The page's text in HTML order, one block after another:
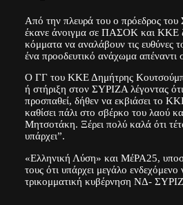
Από την πλευρά του ο πρόεδρος
έκανε άνοιγμα σε ΠΑΣΟΚ και ΚΚΕ
κόμματα να αναλάβουν τις ευθύνες
ένα προοδευτικό ανάχωμα
Ο ΓΓ του ΚΚΕ Δημήτρης
ή στήριξη στον ΣΥΡΙΖΑ λέγοντας
προσπαθεί, δήθεν να εκβιάσει το
καθίσει πάλι στο σβέρκο του λαού
Μητσοτάκη. Ξέρει πολύ καλά ότι
υπάρχει”.
«Ελληνική Λύση» και ΜέΡΑ25,
τους ότι υπάρχει μεγάλο ενδεχόμενο
τρικομματική κυβέρνηση ΝΔ-